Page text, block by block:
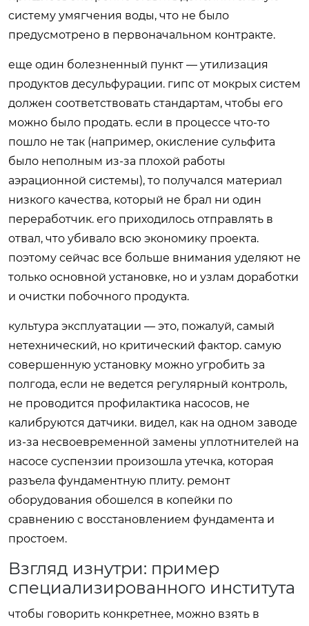
систему умягчения воды, что не было
предусмотрено в первоначальном контракте.
еще один болезненный пункт — утилизация
продуктов десульфурации. гипс от мокрых систем
должен соответствовать стандартам, чтобы его
можно было продать. если в процессе что-то
пошло не так (например, окисление сульфита
было неполным из-за плохой работы
аэрационной системы), то получался материал
низкого качества, который не брал ни один
переработчик. его приходилось отправлять в
отвал, что убивало всю экономику проекта.
поэтому сейчас все больше внимания уделяют не
только основной установке, но и узлам доработки
и очистки побочного продукта.
культура эксплуатации — это, пожалуй, самый
нетехнический, но критический фактор. самую
совершенную установку можно угробить за
полгода, если не ведется регулярный контроль,
не проводится профилактика насосов, не
калибруются датчики. видел, как на одном заводе
из-за несвоевременной замены уплотнителей на
насосе суспензии произошла утечка, которая
разъела фундаментную плиту. ремонт
оборудования обошелся в копейки по
сравнению с восстановлением фундамента и
простоем.
Взгляд изнутри: пример
специализированного института
чтобы говорить конкретнее, можно взять в